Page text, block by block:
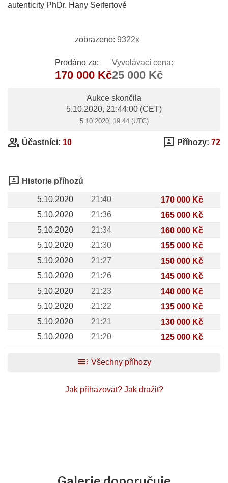
autenticity PhDr. Hany Seifertové
zobrazeno: 9322x
Prodáno za:
170 000 Kč
Vyvolávací cena:
25 000 Kč
Aukce skončila
5.10.2020, 21:44:00 (CET)
5.10.2020, 19:44 (UTC)
group Účastníci: 10 3p Příhozy: 72
3p Historie příhozů
5.10.2020 21:40
170 000 Kč
5.10.2020
21:36
165 000 Kč
5.10.2020
21:34
160 000 Kč
5.10.2020
21:30
155 000 Kč
5.10.2020
21:27
150 000 Kč
5.10.2020
21:26
145 000 Kč
5.10.2020
21:23
140 000 Kč
5.10.2020
21:22
135 000 Kč
5.10.2020
21:21
130 000 Kč
5.10.2020
21:20 125 000 Kč
toc Všechny příhozy
Jak přihazovat? Jak dražit?